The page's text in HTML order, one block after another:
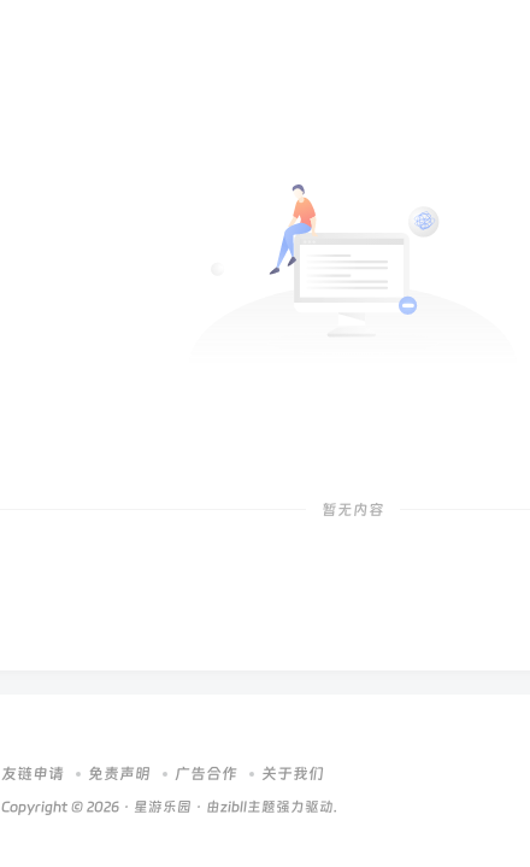
暂无内容
友链申请 免责声明 广告合作 关于我们
Copyright © 2026 · 星游乐园 · 由zibll主题强力驱动.